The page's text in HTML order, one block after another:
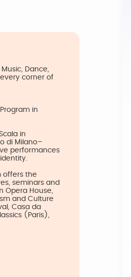
Dance,
corner of
in
in
di Milano–
performances
offers the
seminars and
Opera House,
and Culture
Casa da
(Paris),